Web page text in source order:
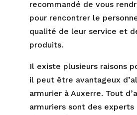
recommandé de vous
pour rencontrer le
qualité de leur service et
produits.
Il existe plusieurs raisons
il peut être avantageux
armurier à Auxerre. Tout
armuriers sont des experts